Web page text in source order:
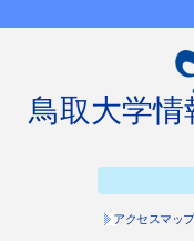
鳥取大学
アクセスマップ